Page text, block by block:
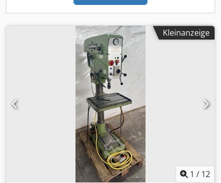
abzugsfähig für Unternehmer Lieferung und
Industriebereich Lukas van Rossum
Kleinanzeige
1 / 12